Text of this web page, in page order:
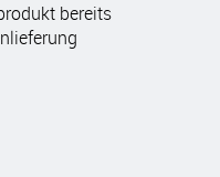
bereits